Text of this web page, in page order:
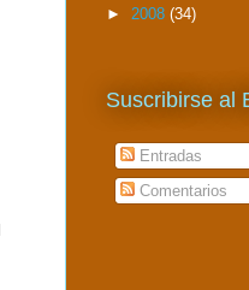
► 2008 (34)
Suscribirse al
Entradas
Comentarios